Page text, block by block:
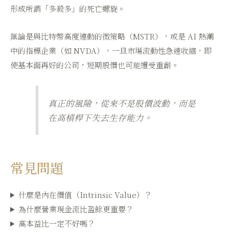
形成所謂「多殺多」的死亡螺旋。
無論是與比特幣高度連動的微策略（MSTR），或是 AI 熱潮
中的指標企業（如 NVDA），一旦市場流動性急速收縮，即
使基本面再好的公司，短期股價也可能遭受重創。
真正的風險，從來不是股價波動，而是
在高槓桿下失去生存能力。
常見問題
什麼是內在價值（Intrinsic Value）？
為什麼營業現金流比盈餘更重要？
高本益比一定不好嗎？